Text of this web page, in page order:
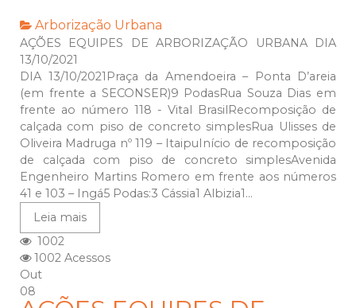
Arborização Urbana
AÇÕES EQUIPES DE ARBORIZAÇÃO URBANA DIA
13/10/2021
DIA 13/10/2021Praça da Amendoeira – Ponta D’areia
(em frente a SECONSER)9 PodasRua Souza Dias em
frente ao número 118 - Vital BrasilRecomposição de
calçada com piso de concreto simplesRua Ulisses de
Oliveira Madruga nº 119 – ItaipuInício de recomposição
de calçada com piso de concreto simplesAvenida
Engenheiro Martins Romero em frente aos números
41 e 103 – Ingá5 Podas:3 Cássia1 Albizia1...
Leia mais
1002
1002 Acessos
Out
08